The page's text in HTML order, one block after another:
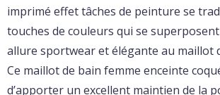
imprimé effet tâches de peinture se
touches de couleurs qui se
allure sportwear et élégante au maillot
Ce maillot de bain femme enceinte
d’apporter un excellent maintien de la